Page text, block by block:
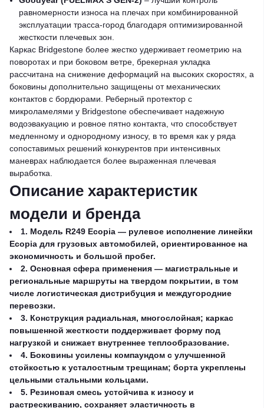
равномерности износа на плечах при комбинированной
эксплуатации трасса-город благодаря оптимизированной
жесткости плечевых зон.
Каркас Bridgestone более жестко удерживает геометрию на
поворотах и при боковом ветре, брекерная укладка
рассчитана на снижение деформаций на высоких скоростях, а
боковины дополнительно защищены от механических
контактов с бордюрами. Реберный протектор с
микроламелями у Bridgestone обеспечивает надежную
водоэвакуацию и ровное пятно контакта, что способствует
медленному и однородному износу, в то время как у ряда
сопоставимых решений конкурентов при интенсивных
маневрах наблюдается более выраженная плечeвая
выработка.
Описание характеристик
модели и бренда
1. Модель R249 Ecopia — рулевое исполнение линейки
Ecopia для грузовых автомобилей, ориентированное на
экономичность и большой пробег.
2. Основная сфера применения — магистральные и
региональные маршруты на твердом покрытии, в том
числе логистическая дистрибуция и междугородние
перевозки.
3. Конструкция радиальная, многослойная; каркас
повышенной жесткости поддерживает форму под
нагрузкой и снижает внутреннее теплообразование.
4. Боковины усилены компаундом с улучшенной
стойкостью к усталостным трещинам; борта укреплены
цельными стальными кольцами.
5. Резиновая смесь устойчива к износу и
растрескиванию, сохраняет эластичность в